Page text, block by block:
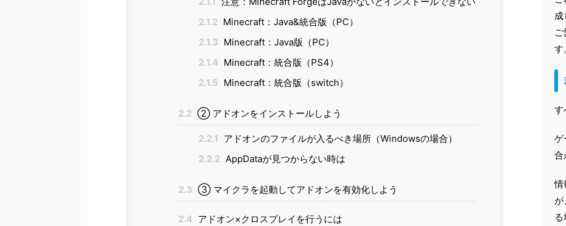
2.1.2 Minecraft：Java&統合版（PC）
2.1.3 Minecraft：Java版（PC）
2.1.4 Minecraft：統合版（PS4）
2.1.5 Minecraft：統合版（switch）
2.2 ② アドオンをインストールしよう
2.2.1 アドオンのファイルが入るべき場所（Windowsの場合）
2.2.2 AppDataが見つからない時は
2.3 ③ マイクラを起動してアドオンを有効化しよう
2.4 アドオン×クロスプレイを行うには
成
す
す
ゲ
合
情